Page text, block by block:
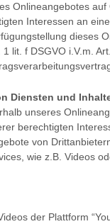
Onlineangebotes auf
Interessen an
dieses
1 lit. f DSGVO i.V.m.
Diensten und
unseres
berechtigten
von
wie z.B. Videos
der Plattform